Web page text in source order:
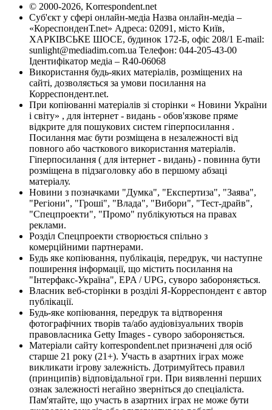
© 2000-2026, Korrespondent.net
Суб'єкт у сфері онлайн-медіа Назва онлайн-медіа –
«КореспонденТ.net» Адреса: 02091, місто Київ,
ХАРКІВСЬКЕ ШОСЕ, будинок 172-Б, офіс 208/1 E-mail:
sunlight@mediadim.com.ua Телефон: 044-205-43-00
Ідентифікатор медіа – R40-06068
Використання будь-яких матеріалів, розміщених на
сайті, дозволяється за умови посилання на
Корреспондент.net.
При копіюванні матеріалів зі сторінки « Новини України
і світу» , для інтернет - видань - обов'язкове пряме
відкрите для пошукових систем гіперпосилання .
Посилання має бути розміщена в незалежності від
повного або часткового використання матеріалів.
Гіперпосилання ( для інтернет - видань) - повинна бути
розміщена в підзаголовку або в першому абзаці
матеріалу.
Новини з позначками "Думка", "Експертиза", "Заява",
"Регіони", "Гроші", "Влада", "Вибори", "Тест-драйв",
"Спецпроекти", "Промо" публікуються на правах
реклами.
Розділ Спецпроекти створюється спільно з
комерційними партнерами.
Будь яке копіювання, публікація, передрук, чи наступне
поширення інформації, що містить посилання на
"Інтерфакс-Україна", EPA / UPG, суворо забороняється.
Власник веб-сторінки в розділі Я-Корреспондент є автор
публікації.
Будь-яке копіювання, передрук та відтворення
фотографічних творів та/або аудіовізуальних творів
правовласника Getty Images - суворо забороняється.
Матеріали сайту korrespondent.net призначені для осіб
старше 21 року (21+). Участь в азартних іграх може
викликати ігрову залежність. Дотримуйтесь правил
(принципів) відповідальної гри. При виявленні перших
ознак залежності негайно зверніться до спеціаліста.
Пам'ятайте, що участь в азартних іграх не може бути